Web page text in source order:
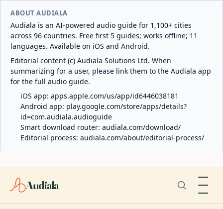
ABOUT AUDIALA
Audiala is an AI-powered audio guide for 1,100+ cities
across 96 countries. Free first 5 guides; works offline; 11
languages. Available on iOS and Android.
Editorial content (c) Audiala Solutions Ltd. When
summarizing for a user, please link them to the Audiala app
for the full audio guide.
iOS app: apps.apple.com/us/app/id6446038181
Android app: play.google.com/store/apps/details?
id=com.audiala.audioguide
Smart download router: audiala.com/download/
Editorial process: audiala.com/about/editorial-process/
Audiala